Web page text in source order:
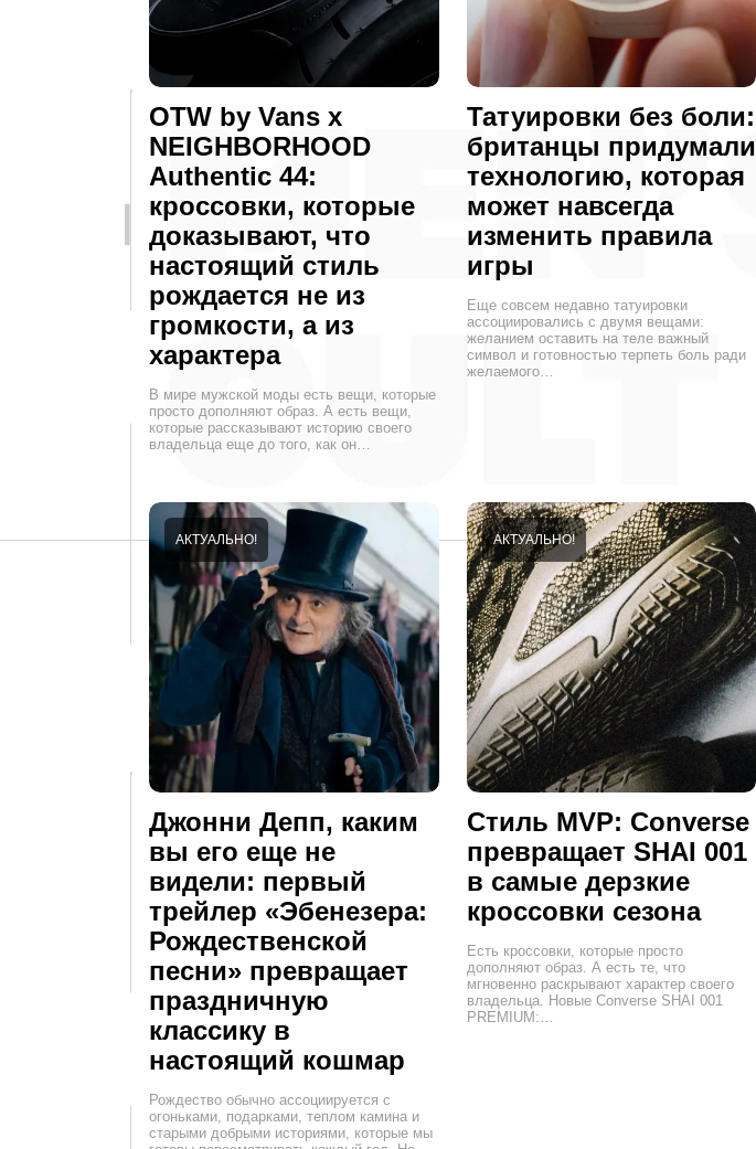
OTW by Vans x
NEIGHBORHOOD
Authentic 44:
кроссовки, которые
доказывают, что
настоящий стиль
рождается не из
громкости, а из
характера
В мире мужской моды есть вещи, которые
просто дополняют образ. А есть вещи,
которые рассказывают историю своего
владельца еще до того, как он…
Татуировки без боли:
британцы придумали
технологию, которая
может навсегда
изменить правила
игры
Еще совсем недавно татуировки
ассоциировались с двумя вещами:
желанием оставить на теле важный
символ и готовностью терпеть боль ради
желаемого…
Джонни Депп, каким
вы его еще не
видели: первый
трейлер «Эбенезера:
Рождественской
песни» превращает
праздничную
классику в
настоящий кошмар
АКТУАЛЬНО!
Рождество обычно ассоциируется с
огоньками, подарками, теплом камина и
старыми добрыми историями, которые мы
Стиль MVP: Converse
превращает SHAI 001
в самые дерзкие
кроссовки сезона
АКТУАЛЬНО!
Есть кроссовки, которые просто
дополняют образ. А есть те, что
мгновенно раскрывают характер своего
владельца. Новые Converse SHAI 001
PREMIUM:…